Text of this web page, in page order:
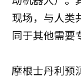
现场，与人类
同于其他需要
摩根士丹利预